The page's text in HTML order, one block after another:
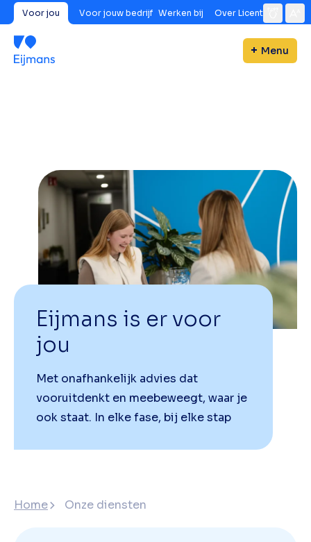
Voor jou Voor jouw bedrijf Werken bij Over Licent
Menu
Eijmans is er voor
jou
Met onafhankelijk advies dat
vooruitdenkt en meebeweegt, waar je
ook staat. In elke fase, bij elke stap
Home Onze diensten